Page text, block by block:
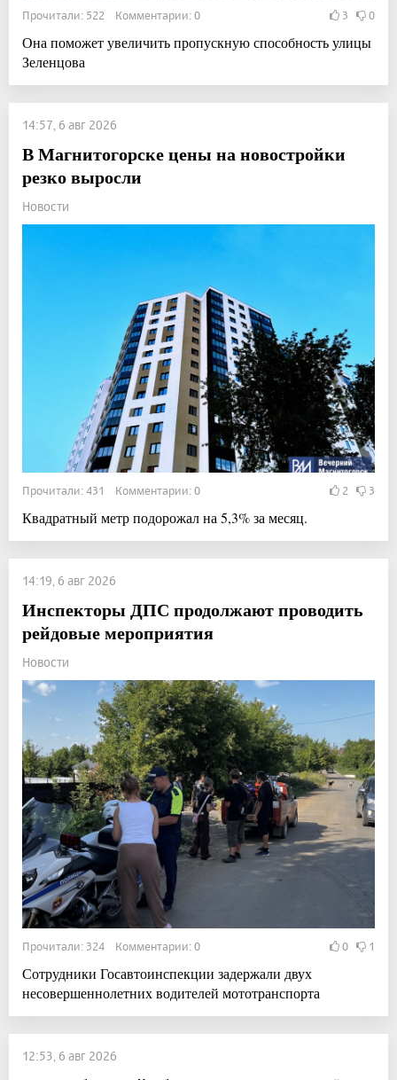
Прочитали: 522 Комментарии: 0 3 0
Она поможет увеличить пропускную способность улицы
Зеленцова
14:57, 6 авг 2026
В Магнитогорске цены на новостройки
резко выросли
Новости
Прочитали: 431 Комментарии: 0 2 3
Квадратный метр подорожал на 5,3% за месяц.
14:19, 6 авг 2026
Инспекторы ДПС продолжают проводить
рейдовые мероприятия
Новости
Прочитали: 324 Комментарии: 0 0 1
Сотрудники Госавтоинспекции задержали двух
несовершеннолетних водителей мототранспорта
12:53, 6 авг 2026